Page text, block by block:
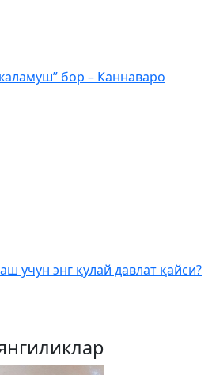
бор – Каннаваро
учун энг қулай давлат қайси?